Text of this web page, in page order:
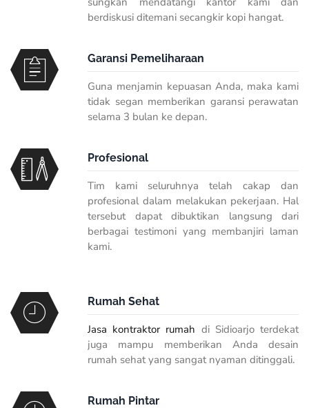
berdiskusi ditemani secangkir kopi hangat.
Garansi Pemeliharaan
Guna menjamin kepuasan Anda, maka kami
tidak segan memberikan garansi perawatan
selama 3 bulan ke depan.
Profesional
Tim kami seluruhnya telah cakap dan
profesional dalam melakukan pekerjaan. Hal
tersebut dapat dibuktikan langsung dari
berbagai testimoni yang membanjiri laman
kami.
Rumah Sehat
Jasa kontraktor rumah di Sidioarjo terdekat
juga mampu memberikan Anda desain
rumah sehat yang sangat nyaman ditinggali.
Rumah Pintar